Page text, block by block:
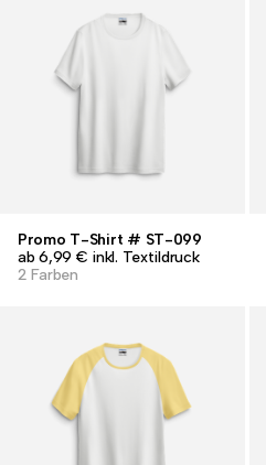
Promo T-Shirt # ST-099
ab 6,99 € inkl. Textildruck
2 Farben